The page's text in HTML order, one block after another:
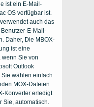
ist ein E-Mail-
OS verfügbar ist.
auch das
Benutzer-E-Mail-
Daher, Die MBOX-
ist eine
wenn Sie von
Outlook
wählen einfach
MOX-Dateien
Konverter erledigt
Sie, automatisch.